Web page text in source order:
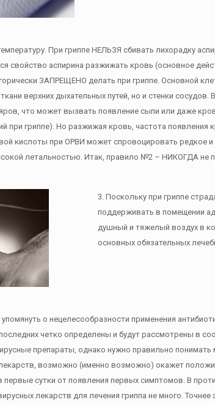
При гриппе НЕЛЬЗЯ сбивать лихорадку
свойство аспирина разжижать кровь (основное
ЗАПРЕЩЕНО делать при гриппе. Основной
верхних дыхательных путей, но и стенки
что может вызвать появление сыпи или даже
при гриппе). Но разжижая кровь, частота появления
кислоты при ОРВИ может спровоцировать редкое и
летальностью. Итак, правило №2 – НИКОГДА не
3. Поскольку при гриппе
поддерживать в помещении
душный и тяжелый воздух в
основных обязательных
о нецелесообразности применения
четко определены и будут рассмотрены в
препараты, однако нужно правильно
возможно (именно возможно) окажет
первые сутки от появления первых симптомов. В
лекарств для лечения гриппа не много.